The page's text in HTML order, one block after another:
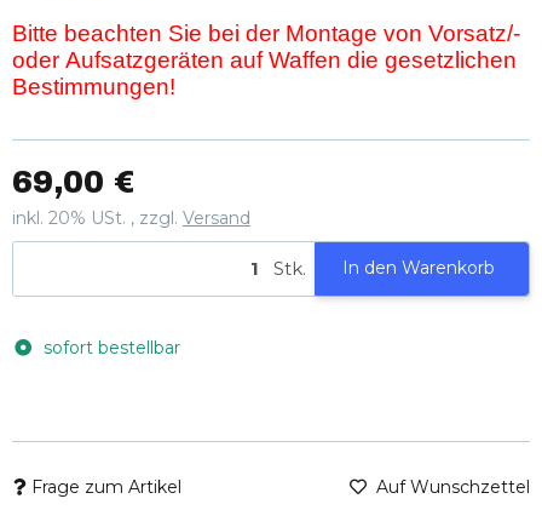
Bitte beachten Sie bei der Montage von Vorsatz/-
oder Aufsatzgeräten auf Waffen die gesetzlichen
Bestimmungen!
69,00 €
inkl. 20% USt. , zzgl. Versand
Stk. In den Warenkorb
sofort bestellbar
Frage zum Artikel Auf Wunschzettel